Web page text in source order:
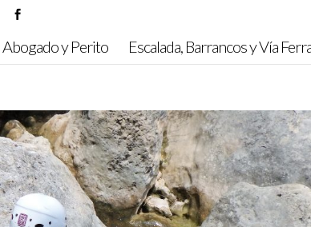
Abogado y Perito Escalada, Barrancos y Vía